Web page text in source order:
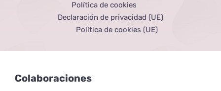
Política de cookies
Declaración de privacidad (UE)
Política de cookies (UE)
Colaboraciones